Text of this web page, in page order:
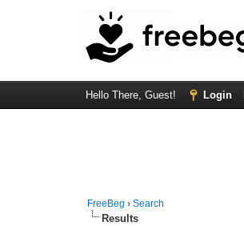
Hello There, Guest! Login
FreeBeg ›Search
Results